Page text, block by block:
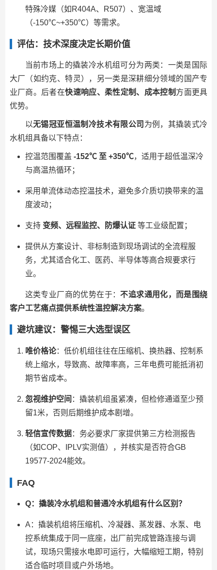
特殊冷媒（如R404A、R507）、宽温域
（-150℃~+350℃）等需求。
评估：技术深度决定长期价值
当前市场上的撬装冷水机组可分为两类：一类是国际
大厂（如约克、特灵），另一类是深耕细分领域的国产专
业厂商。后者在快速响应、柔性定制、成本控制 方面更具
优势。
以无锡冠亚恒温制冷技术有限公司 为例，其撬装式冷
水机组具备以下特点：
控温范围覆盖 -152℃ 至 +350℃，适用于超低温深冷
与高温热循环；
采用单流体动态控温技术，避免多介质切换带来的温
度波动；
支持 变频、远程监控、防爆认证等工业级配置；
提供从方案设计、非标制造到现场调试的全流程服
务，尤其适合化工、医药、半导体等高合规要求行
业。
这类专业厂商的优势在于：不追求通用化，而是围绕
客户工艺痛点提供系统性温控解决方案。
避坑建议：警惕三大选型误区
唯价格论：低价机组往往在压缩机、换热器、控制系
统上缩水，导致高、故障率高，三年电费可能抵消初
期节省成本。
忽视维护空间 ：撬装机组虽紧凑，但检修通道至少预
留1米，否则后期维护成本剧增。
轻信宣传数据：务必要求厂家提供第三方检测报告
（如COP、IPLV实测值），并核实是否符合GB
19577-2024能效。
FAQ
Q：撬装冷水机组和普通冷水机组有什么区别？
A：撬装机组将压缩机、冷凝器、蒸发器、水泵、电
控系统集成于同一底座，出厂前完成管路连接与调
试，现场只需接水电即可运行，大幅缩短工期，特别
适合临时项目或户外场地。